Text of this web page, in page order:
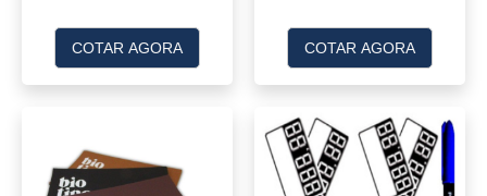
COTAR AGORA COTAR AGORA